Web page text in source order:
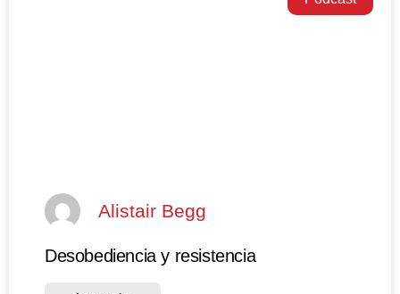
Alistair Begg
Desobediencia y resistencia